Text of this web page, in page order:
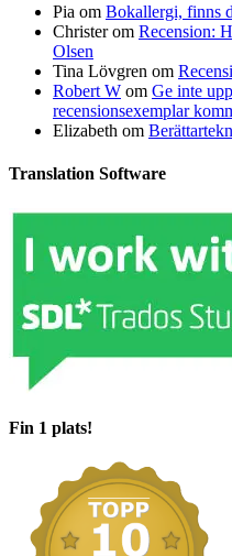
Pia om Bokallergi, finns
Christerom Recension:
Olsen
Tina Lövgren om
Robert W om Ge inte
recensionsexemplar
Elizabeth om
Translation Software
Fin 1 plats!